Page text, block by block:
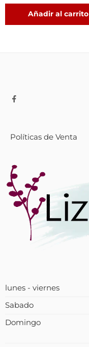
Añadir al carrito
Políticas de Venta
lunes - viernes
Sabado
Domingo